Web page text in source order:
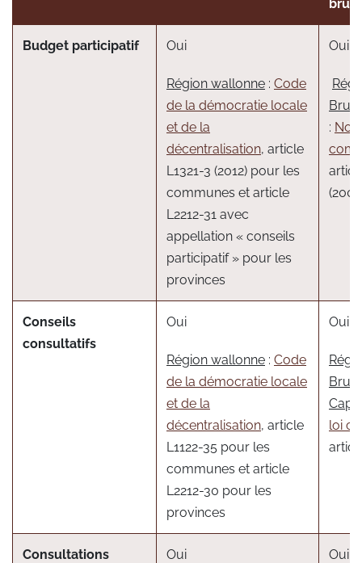
Budget participatif Oui
Région wallonne : Code
de la démocratie locale
et de la
décentralisation, article
L1321-3 (2012) pour les
communes et article
L2212-31 avec
appellation « conseils
participatif » pour les
provinces
Oui
:
Conseils
consultatifs
Oui
Région wallonne : Code
de la démocratie locale
et de la
décentralisation, article
L1122-35 pour les
communes et article
L2212-30 pour les
provinces
Oui
loi
Consultations
Oui Oui